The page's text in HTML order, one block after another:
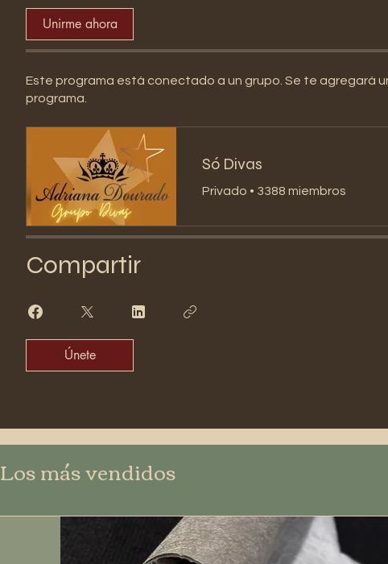
Unirme ahora
Este programa está conectado a un grupo. Se te agregará
programa.
Só Divas
Privado • 3388 miembros
Compartir
Únete
Los más vendidos